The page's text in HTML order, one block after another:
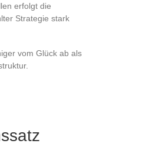
erfolgt die
Strategie stark
vom Glück ab als